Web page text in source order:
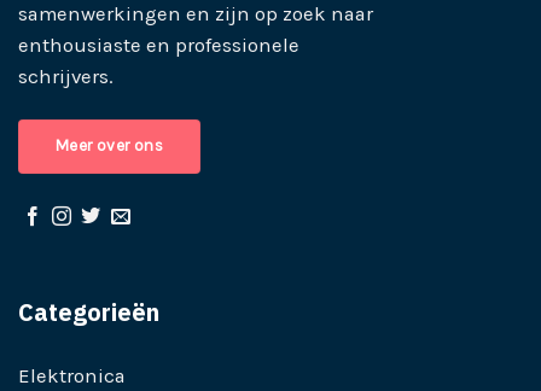
samenwerkingen en zijn op zoek naar
enthousiaste en professionele
schrijvers.
Meer over ons
Categorieën
Elektronica